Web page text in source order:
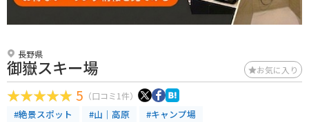
長野県
御嶽スキー場 お気に入り
5 （口コミ1件）
#絶景スポット #山｜高原 #キャンプ場